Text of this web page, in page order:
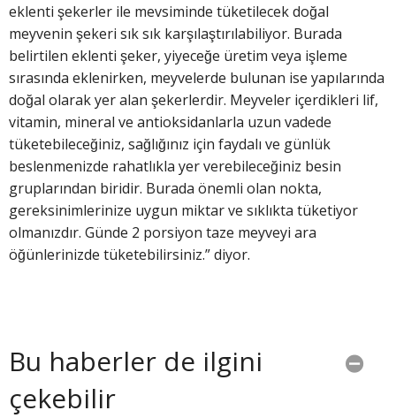
eklenti şekerler ile mevsiminde tüketilecek doğal
meyvenin şekeri sık sık karşılaştırılabiliyor. Burada
belirtilen eklenti şeker, yiyeceğe üretim veya işleme
sırasında eklenirken, meyvelerde bulunan ise yapılarında
doğal olarak yer alan şekerlerdir. Meyveler içerdikleri lif,
vitamin, mineral ve antioksidanlarla uzun vadede
tüketebileceğiniz, sağlığınız için faydalı ve günlük
beslenmenizde rahatlıkla yer verebileceğiniz besin
gruplarından biridir. Burada önemli olan nokta,
gereksinimlerinize uygun miktar ve sıklıkta tüketiyor
olmanızdır. Günde 2 porsiyon taze meyveyi ara
öğünlerinizde tüketebilirsiniz.” diyor.
Bu haberler de ilgini
çekebilir